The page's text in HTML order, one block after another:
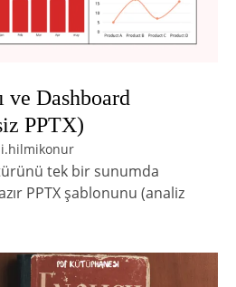
ve Dashboard
PPTX)
i.hilmikonur
tek bir sunumda
PPTX şablonunu (analiz